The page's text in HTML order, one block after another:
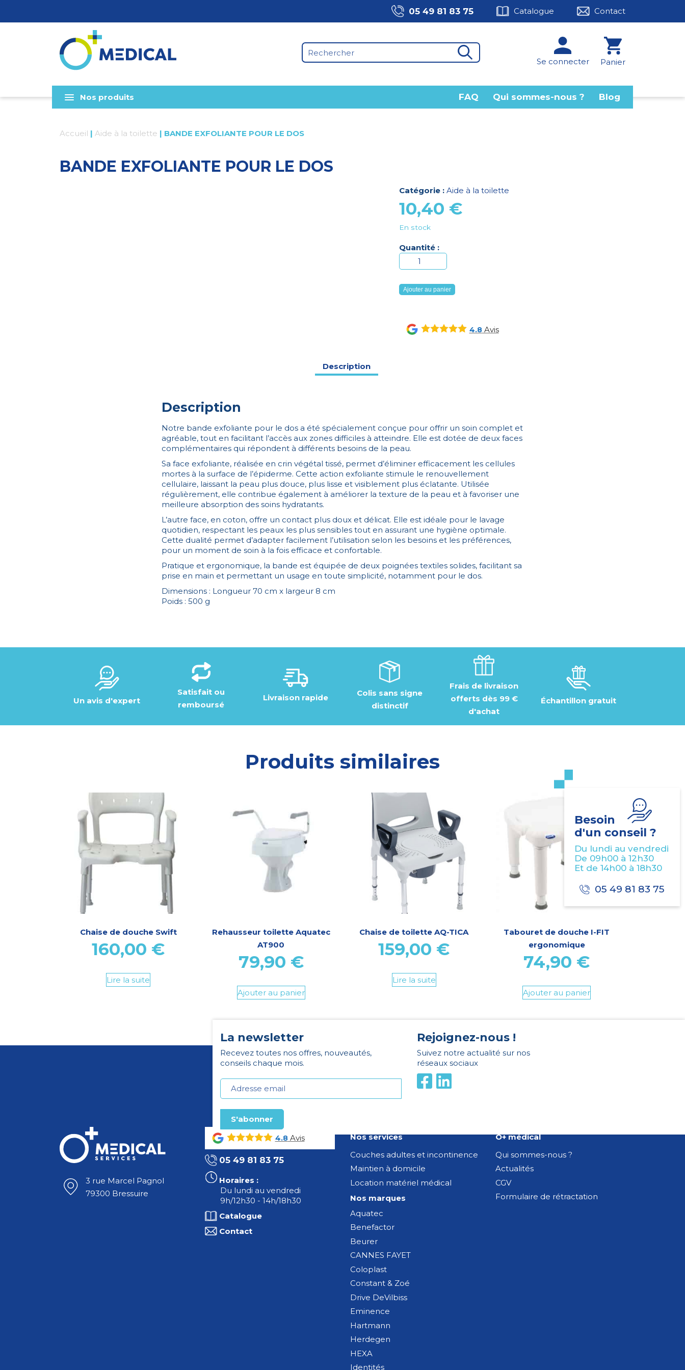
05 49 81 83 75 Catalogue Contact
Se connecter Panier
Nos produits FAQ Qui sommes-nous ? Blog
Accueil | Aide à la toilette | BANDE EXFOLIANTE POUR LE DOS
Besoin
d'un conseil ?
Du lundi au vendredi
De 09h00 à 12h30
Et de 14h00 à 18h30
05 49 81 83 75
BANDE EXFOLIANTE POUR LE DOS
Catégorie : Aide à la toilette
10,40 €
En stock
Quantité :
quantité
de
BANDE
EXFOLIANTE
DOS
Ajouter au panier
4.8Avis
Description
Description
Notre bande exfoliante pour le dos a été spécialement conçue pour offrir un soin complet et
agréable, tout en facilitant l’accès aux zones difficiles à atteindre. Elle est dotée de deux faces
complémentaires qui répondent à différents besoins de la peau.
Sa face exfoliante, réalisée en crin végétal tissé, permet d’éliminer efficacement les cellules
mortes à la surface de l’épiderme. Cette action exfoliante stimule le renouvellement
cellulaire, laissant la peau plus douce, plus lisse et visiblement plus éclatante. Utilisée
régulièrement, elle contribue également à améliorer la texture de la peau et à favoriser une
meilleure absorption des soins hydratants.
L’autre face, en coton, offre un contact plus doux et délicat. Elle est idéale pour le lavage
quotidien, respectant les peaux les plus sensibles tout en assurant une hygiène optimale.
Cette dualité permet d’adapter facilement l’utilisation selon les besoins et les préférences,
pour un moment de soin à la fois efficace et confortable.
Pratique et ergonomique, la bande est équipée de deux poignées textiles solides, facilitant sa
prise en main et permettant un usage en toute simplicité, notamment pour le dos.
Dimensions : Longueur 70 cm x largeur 8 cm
Poids : 500 g
Un avis d'expert
Satisfait ou
remboursé
Livraison rapide
Colis sans signe
distinctif
Frais de livraison
offerts dès 99 €
d'achat
Échantillon gratuit
Produits similaires
Chaise de douche Swift
160,00 €
Lire la suite
Rehausseur toilette Aquatec
AT900
79,90 €
Ajouter au panier
Chaise de toilette AQ-TICA
159,00 €
Lire la suite
Tabouret de douche I-FIT
ergonomique
74,90 €
Ajouter au panier
La newsletter
Recevez toutes nos offres, nouveautés,
conseils chaque mois.
Rejoignez-nous !
Suivez notre actualité sur nos
réseaux sociaux
3 rue Marcel Pagnol
79300 Bressuire
4.8Avis
05 49 81 83 75
Horaires :
Du lundi au vendredi
9h/12h30 - 14h/18h30
Catalogue
Contact
Nos services
Couches adultes et incontinence
Maintien à domicile
Location matériel médical
Nos marques
Aquatec
Benefactor
Beurer
CANNES FAYET
Coloplast
Constant & Zoé
Drive DeVilbiss
Eminence
Hartmann
Herdegen
HEXA
Identités
O+ médical
Qui sommes-nous ?
Actualités
CGV
Formulaire de rétractation